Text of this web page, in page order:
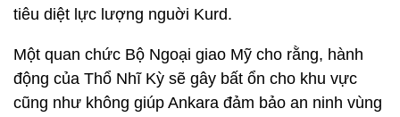
tiêu diệt lực lượng nguời Kurd.
Một quan chức Bộ Ngoại giao Mỹ cho rằng, hành
động của Thổ Nhĩ Kỳ sẽ gây bất ổn cho khu vực
cũng như không giúp Ankara đảm bảo an ninh vùng